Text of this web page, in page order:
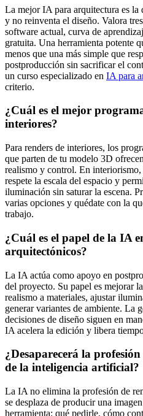
La mejor IA para arquitectura es la
y no reinventa el diseño. Valora
software actual, curva de
gratuita. Una herramienta potente
menos que una más simple que
postproducción sin sacrificar el
un curso especializado en IA para
criterio.
¿Cuál es el mejor
interiores?
Para renders de interiores, los
que parten de tu modelo 3D
realismo y control. En
respete la escala del espacio y
iluminación sin saturar la escena.
varias opciones y quédate con la
trabajo.
¿Cuál es el papel de la IA
arquitectónicos?
La IA actúa como apoyo en
del proyecto. Su papel es mejorar
realismo a materiales, ajustar
generar variantes de ambiente. La
decisiones de diseño siguen en
IA acelera la edición y libera
¿Desaparecerá la
de la inteligencia artificial?
La IA no elimina la profesión de
se desplaza de producir una
herramienta: qué pedirle, cómo